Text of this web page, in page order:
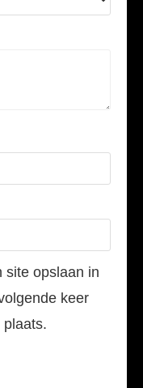
site opslaan in
keer